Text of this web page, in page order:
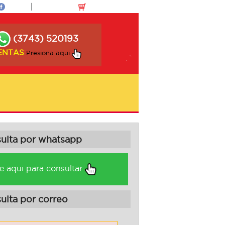
(3743) 520193
Presiona aqui
por whatsapp
aqui para consultar
por correo